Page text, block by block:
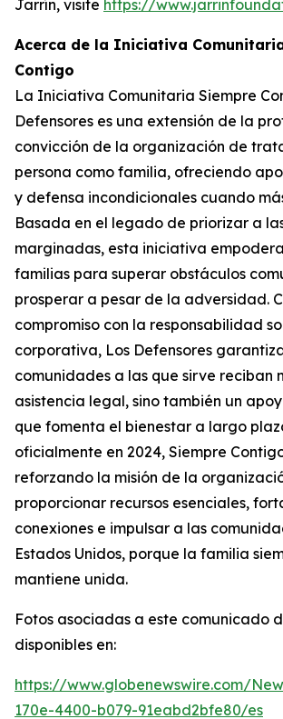
Jarrín, visite https://
Acerca de la Iniciativa
Contigo
La Iniciativa Comunitaria Siempre
Defensores es una extensión de la
convicción de la organización de
persona como familia, ofreciendo
y defensa incondicionales cuando
Basada en el legado de priorizar a
marginadas, esta iniciativa
familias para superar obstáculos
prosperar a pesar de la adversidad.
compromiso con la responsabilidad
corporativa, Los Defensores
comunidades a las que sirve reciban
asistencia legal, sino también un
que fomenta el bienestar a largo
oficialmente en 2024, Siempre
reforzando la misión de la
proporcionar recursos esenciales,
conexiones e impulsar a las
Estados Unidos, porque la familia
mantiene unida.
Fotos asociadas a este comunicado
disponibles en:
https://www.globenewswire.com/
170e-4400-b079-91eabd2bfe80/es